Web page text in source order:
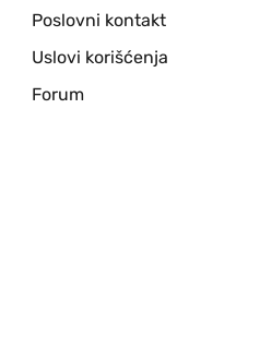
Poslovni kontakt
Uslovi korišćenja
Forum